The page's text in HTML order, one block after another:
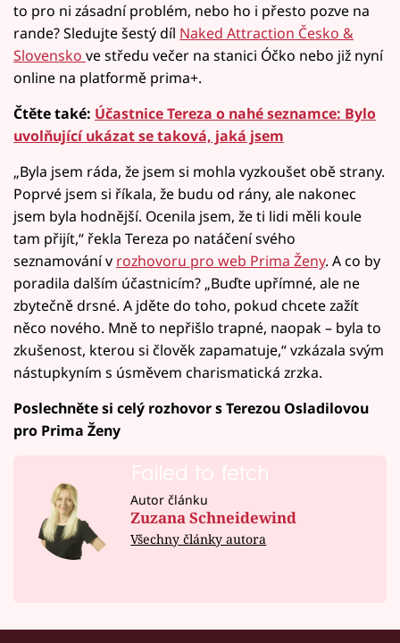
to pro ni zásadní problém, nebo ho i přesto pozve na
rande? Sledujte šestý díl Naked Attraction Česko &
Slovensko ve středu večer na stanici Óčko nebo již nyní
online na platformě prima+.
Čtěte také: Účastnice Tereza o nahé seznamce: Bylo
uvolňující ukázat se taková, jaká jsem
„Byla jsem ráda, že jsem si mohla vyzkoušet obě strany.
Poprvé jsem si říkala, že budu od rány, ale nakonec
jsem byla hodnější. Ocenila jsem, že ti lidi měli koule
tam přijít,“ řekla Tereza po natáčení svého
seznamování v rozhovoru pro web Prima Ženy. A co by
poradila dalším účastnicím? „Buďte upřímné, ale ne
zbytečně drsné. A jděte do toho, pokud chcete zažít
něco nového. Mně to nepřišlo trapné, naopak – byla to
zkušenost, kterou si člověk zapamatuje,“ vzkázala svým
nástupkyním s úsměvem charismatická zrzka.
Poslechněte si celý rozhovor s Terezou Osladilovou
pro Prima Ženy
Failed to fetch
Autor článku
Zuzana Schneidewind
Všechny články autora